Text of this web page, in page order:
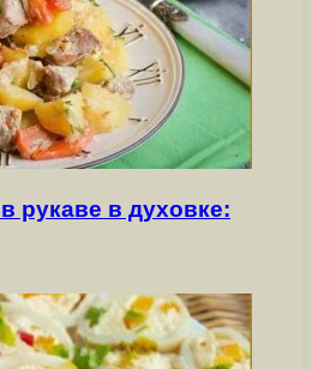
рукаве в духовке: